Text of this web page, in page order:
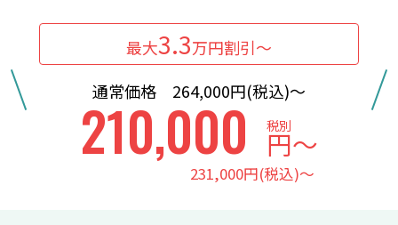
210,000 税別
円〜
231,000円(税込)〜
最大3.3万円割引〜
通常価格 264,000円(税込)〜